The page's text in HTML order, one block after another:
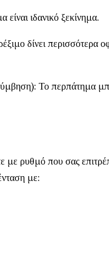
ιδανικό ξεκίνημα.
δίνει περισσότερα
Το περπάτημα
με ρυθμό που σας
με: